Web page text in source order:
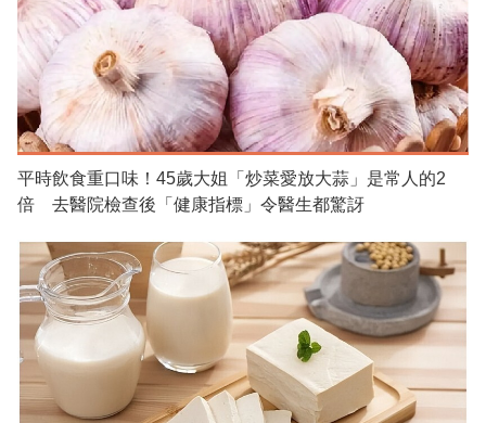
平時飲食重口味！45歲大姐「炒菜愛放大蒜」是常人的2
倍 去醫院檢查後「健康指標」令醫生都驚訝